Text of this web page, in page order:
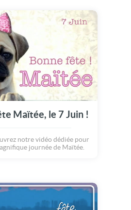
Maïtée, le 7 Juin !
notre vidéo dédiée pour
journée de Maïtée.